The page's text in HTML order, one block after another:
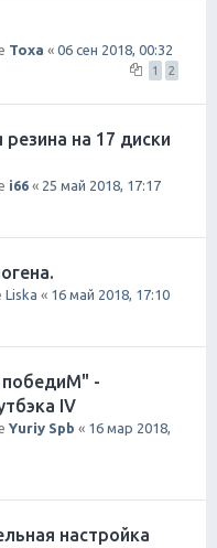
Toxa « 06 сен 2018, 00:32
1 2
на 17 диски
i66 « 25 май 2018, 17:17
Liska « 16 май 2018, 17:10
победиМ" -
IV
Yuriy Spb « 16 мар 2018,
настройка